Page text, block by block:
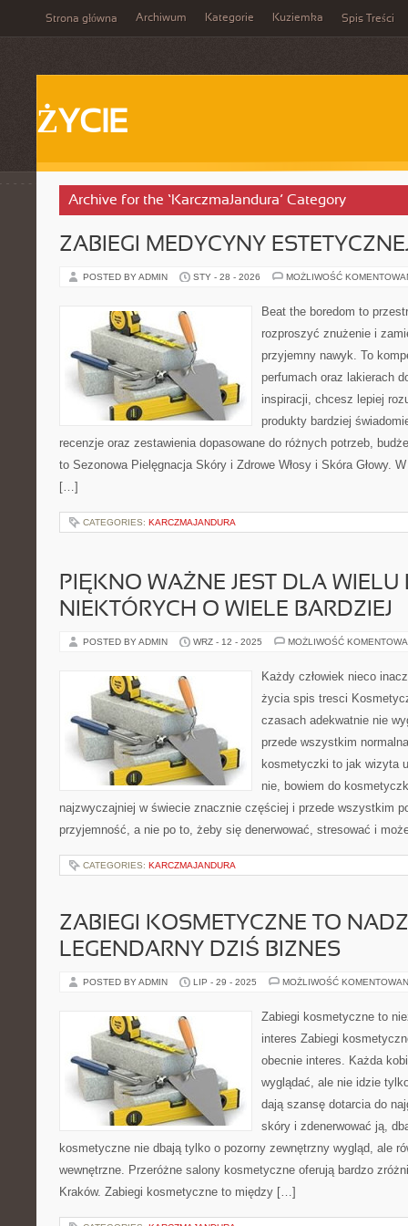
Strona główna Archiwum Kategorie Kuziemka Spis Treści
ŻYCIE
Archive for the ‘KarczmaJandura’ Category
ZABIEGI MEDYCYNY
POSTED BY ADMIN STY - 28 - 2026 MOŻLIWOŚĆ
Beat the boredom to
rozproszyć znużenie i
przyjemny nawyk. To
perfumach oraz lakierach
inspiracji, chcesz lepiej
produkty bardziej
recenzje oraz zestawienia dopasowane do różnych potrzeb,
to Sezonowa Pielęgnacja Skóry i Zdrowe Włosy i Skóra Głowy.
[…]
CATEGORIES: KARCZMAJANDURA
PIĘKNO WAŻNE JEST DLA
NIEKTÓRYCH O WIELE BARDZIEJ
POSTED BY ADMIN WRZ - 12 - 2025 MOŻLIWOŚĆ
Każdy człowiek nieco
życia spis tresci
czasach adekwatnie nie
przede wszystkim
kosmetyczki to jak wizyta
nie, bowiem do
najzwyczajniej w świecie znacznie częściej i przede wszystkim
przyjemność, a nie po to, żeby się denerwować, stresować i
CATEGORIES: KARCZMAJANDURA
ZABIEGI KOSMETYCZNE TO
LEGENDARNY DZIŚ BIZNES
POSTED BY ADMIN LIP - 29 - 2025 MOŻLIWOŚĆ
Zabiegi kosmetyczne to
interes Zabiegi
obecnie interes. Każda
wyglądać, ale nie idzie
dają szansę dotarcia do
skóry i zdenerwować ją,
kosmetyczne nie dbają tylko o pozorny zewnętrzny wygląd, ale
wewnętrzne. Przeróżne salony kosmetyczne oferują bardzo
Kraków. Zabiegi kosmetyczne to między […]